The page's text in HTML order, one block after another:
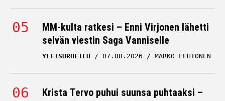
MM-kulta ratkesi – Enni Virjonen lähetti
selvän viestin Saga Vanniselle
YLEISURHEILU 07.08.2026 MARKO LEHTONEN
Krista Tervo puhui suunsa puhtaaksi –
vahvisti ikävän totuuden